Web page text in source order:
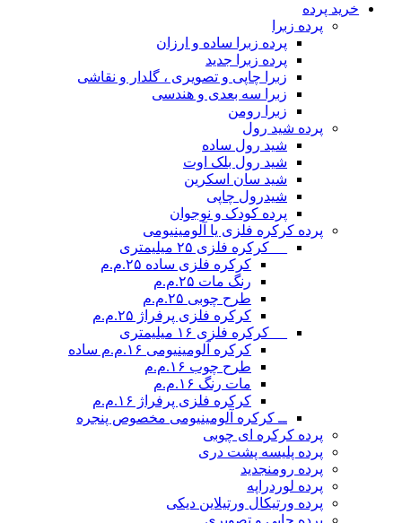
خرید پرده
پرده زبرا
پرده زبرا ساده و ارزان
پرده زبرا جدید
زبرا چاپی و تصویری ، گلدار و نقاشی
زبرا سه بعدی و هندسی
زبرا رومن
پرده شید رول
شید رول ساده
شید رول بلک اوت
شید سان اسکرین
شیدرول چاپی
پرده کودک و نوجوان
پرده کرکره فلزی یا آلومینیومی
__ کرکره فلزی ۲۵ میلیمتری
کرکره فلزی ساده ۲۵.م.م
رنگ مات ۲۵.م.م
طرح چوبی ۲۵.م.م
کرکره فلزی پرفراژ ۲۵.م.م
__ کرکره فلزی ۱۶ میلیمتری
کرکره آلومینیومی ۱۶.م.م ساده
طرح چوب ۱۶.م.م
مات رنگ ۱۶.م.م
کرکره فلزی پرفراژ ۱۶.م.م
ــ کرکره آلومینیومی مخصوص پنجره
پرده کرکره ای چوبی
پرده پلیسه پشت دری
پرده رومنجدید
پرده لوردراپه
پرده ورتیکال ورتیلاین دیکی
پرده چاپی و تصویری